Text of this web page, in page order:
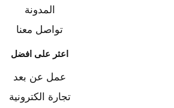
المدونة
تواصل معنا
اعثر على افضل
عمل عن بعد
تجارة الكترونية